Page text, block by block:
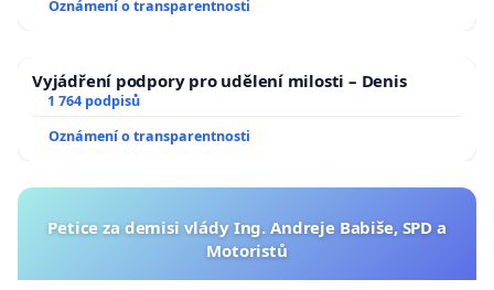
Oznámení o transparentnosti
Vyjádření podpory pro udělení milosti – Denis
1 764 podpisů
Oznámení o transparentnosti
Petice za demisi vlády Ing. Andreje Babiše, SPD a
Motoristů